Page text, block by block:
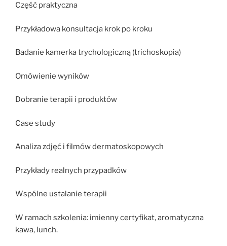
Część praktyczna
Przykładowa konsultacja krok po kroku
Badanie kamerka trychologiczną (trichoskopia)
Omówienie wyników
Dobranie terapii i produktów
Case study
Analiza zdjęć i filmów dermatoskopowych
Przykłady realnych przypadków
Wspólne ustalanie terapii
W ramach szkolenia: imienny certyfikat, aromatyczna
kawa, lunch.